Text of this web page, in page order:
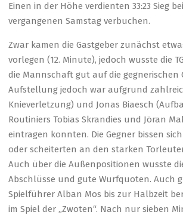
Einen in der Höhe verdienten 33:23 Sieg
vergangenen Samstag verbuchen.
Zwar kamen die Gastgeber zunächst
vorlegen (12. Minute), jedoch wusste die
die Mannschaft gut auf die
Aufstellung jedoch war aufgrund
Knieverletzung) und Jonas Biaesch
Routiniers Tobias Skrandies und Jöran
eintragen konnten. Die Gegner bissen
oder scheiterten an den starken
Auch über die Außenpositionen wusste
Abschlüsse und gute Wurfquoten. Auch
Spielführer Alban Mos bis zur Halbzeit
im Spiel der „Zwoten“. Nach nur sieben